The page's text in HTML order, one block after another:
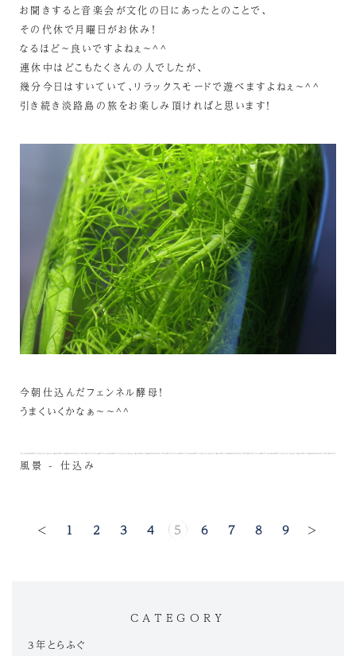
お聞きすると音楽会が文化の日にあったとのことで、
その代休で月曜日がお休み！
なるほど～良いですよねぇ～^^
連休中はどこもたくさんの人でしたが、
幾分今日はすいていて、リラックスモードで遊べますよねぇ～^^
引き続き淡路島の旅をお楽しみ頂ければと思います！
今朝仕込んだフェンネル酵母！
うまくいくかなぁ～～^^
風景 - 仕込み
< 1 2 3 4 5 6 7 8 9 >
CATEGORY
3年とらふぐ